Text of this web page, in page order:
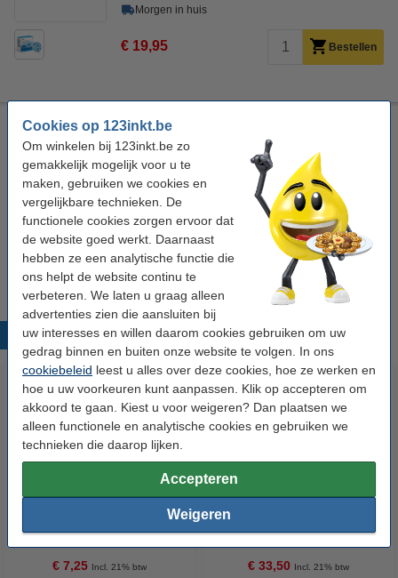
Cookies op 123inkt.be
Om winkelen bij 123inkt.be zo
gemakkelijk mogelijk voor u te
maken, gebruiken we cookies en
vergelijkbare technieken. De
functionele cookies zorgen ervoor dat
de website goed werkt. Daarnaast
hebben ze een analytische functie die
ons helpt de website continu te
verbeteren. We laten u graag alleen
advertenties zien die aansluiten bij
uw interesses en willen daarom cookies gebruiken om uw
gedrag binnen en buiten onze website te volgen. In ons
cookiebeleid leest u alles over deze cookies, hoe ze werken en
hoe u uw voorkeuren kunt aanpassen. Klik op accepteren om
akkoord te gaan. Kiest u voor weigeren? Dan plaatsen we
alleen functionele en analytische cookies en gebruiken we
technieken die daarop lijken.
Accepteren
Weigeren
Morgen in huis
€ 19,95 Bestellen
Calex smart ledstrip 2 meter
Calex slimme led strip RGBWW 480 lumen
Bekijk de specificaties en omschrijving
Direct leverbaar
Morgen in huis
€ 17,95 Bestellen
Populaire producten
€ 7,25 Incl. 21% btw
van 2500 vellen A4 - 80 g/m²
€ 33,50 Incl. 21% btw